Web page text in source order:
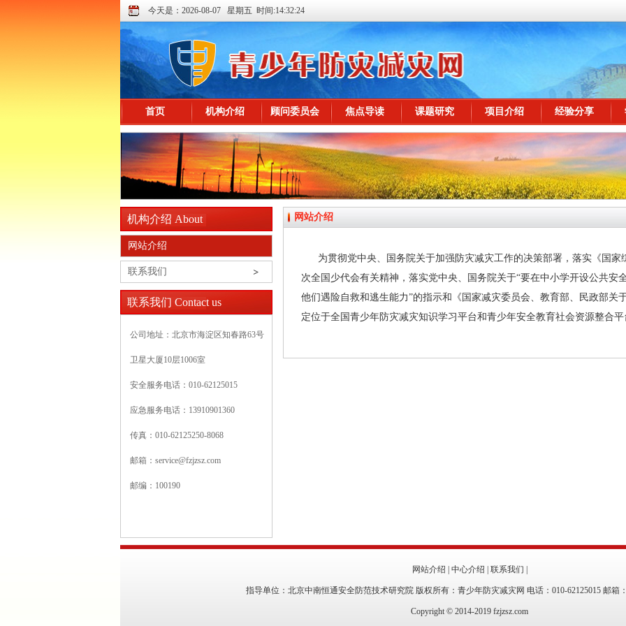
今天是：2026-08-07 星期五 时间:14:32:24
首页 机构介绍 顾问委员会 焦点导读 课题研究 项目介绍 经验分享
机构介绍 About
网站介绍
联系我们
联系我们 Contact us
公司地址：北京市海淀区知春路63号
卫星大厦10层1006室
安全服务电话：010-62125015
应急服务电话：13910901360
传真：010-62125250-8068
邮箱： service@fzjzsz.com
邮编：100190
网站介绍
为贯彻党中央、国务院关于加强防灾减灾工作的决策部署，落实《国家
次全国少代会有关精神，落实党中央、国务院关于“要在中小学开设公共安
他们遇险自救和逃生能力”的指示和《国家减灾委员会、教育部、民政部关
定位于全国青少年防灾减灾知识学习平台和青少年安全教育社会资源整合平
网站介绍 中心介绍 联系我们
指导单位：北京中南恒通安全防范技术研究院 版权所有：青少年防灾减灾网 电话：010-62125015 邮箱：
Copyright © 2014-2019 fzjzsz.com